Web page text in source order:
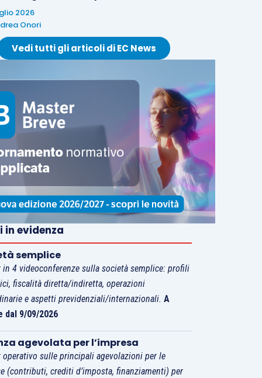
2026
Onori
Vedi tutti gli articoli di EC News
in evidenza
semplice
in 4 videoconferenze sulla società semplice: profili
fiscalità diretta/indiretta, operazioni
e aspetti previdenziali/internazionali.A
dal 9/09/2026
agevolata per l’impresa
operativo sulle principali agevolazioni per le
(contributi, crediti d’imposta, finanziamenti) per